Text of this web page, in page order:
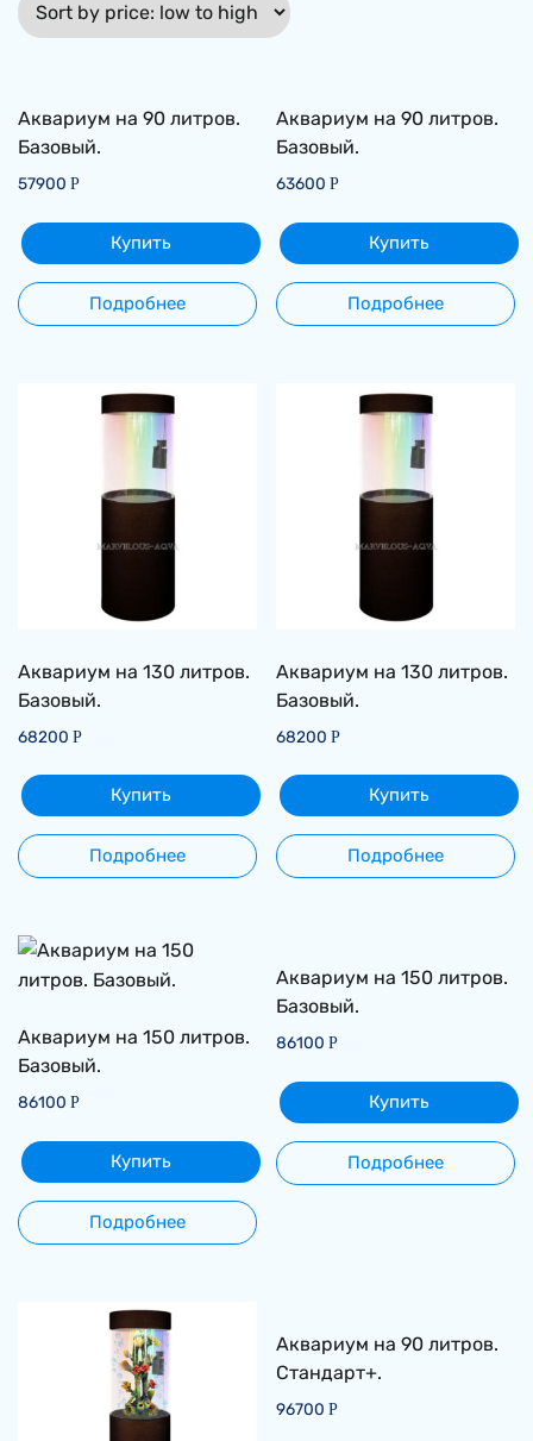
Аквариум на 90 литров.
Базовый.
57900 Р
Купить
Подробнее
Аквариум на 90 литров.
Базовый.
63600Р
Купить
Подробнее
Аквариум на 130 литров.
Базовый.
68200 Р
Купить
Подробнее
Аквариум на 130 литров.
Базовый.
68200Р
Купить
Подробнее
Аквариум на 150 литров.
Базовый.
86100 Р
Купить
Подробнее
Аквариум на 150 литров.
Базовый.
86100Р
Купить
Подробнее
Аквариум на 90 литров.
Стандарт+.
96700Р